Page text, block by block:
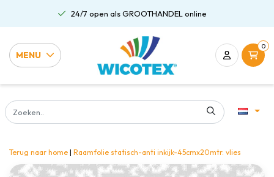
24/7 open als GROOTHANDEL online
MENU
0
Terug naar home | Raamfolie statisch-anti inkijk-45cmx20mtr. vlies